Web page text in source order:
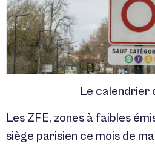
Le calendrier
Les ZFE, zones à faibles
siège parisien ce mois de